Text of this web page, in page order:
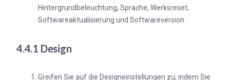
Hintergrundbeleuchtung, Sprache, Werksreset,
Softwareaktualisierung und Softwareversion.
4.4.1 Design
Greifen Sie auf die Designeinstellungen zu, indem Sie